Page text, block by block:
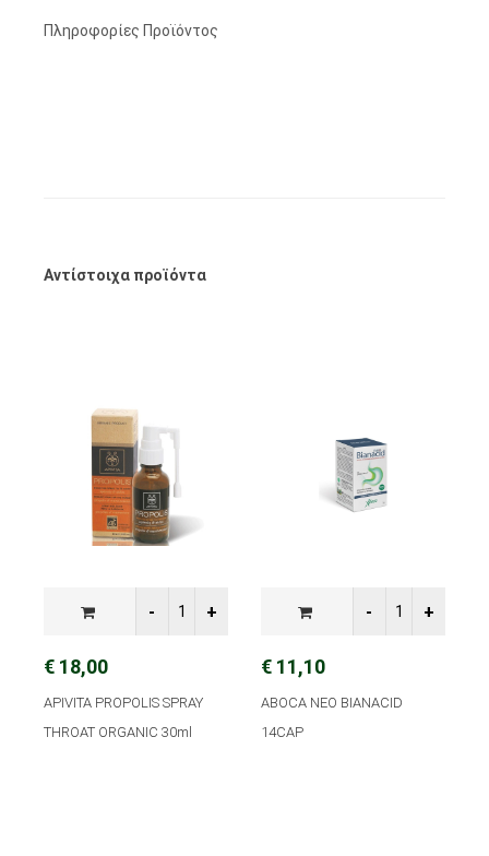
Πληροφορίες Προϊόντος
Αντίστοιχα προϊόντα
€ 18,00
APIVITA PROPOLIS SPRAY
THROAT ORGANIC 30ml
€ 11,10
ABOCA NEO BIANACID
14CAP